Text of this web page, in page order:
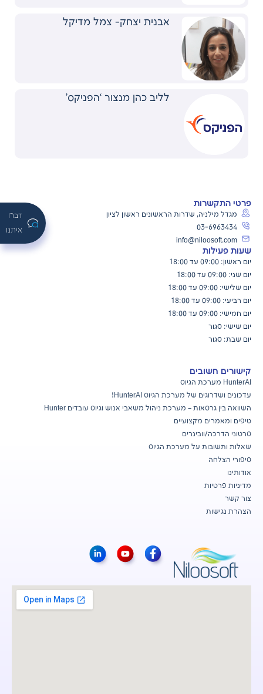
אבנית יצחק- צמל מדיקל
לליב כהן מנצור ‘הפניקס’
פרטי התקשרות
מגדל מילניה, שדרות הראשונים ראשון לציון
03-6963434
info@niloosoft.com
שעות פעילות
יום ראשון: 09:00 עד 18:00
יום שני: 09:00 עד 18:00
יום שלישי: 09:00 עד 18:00
יום רביעי: 09:00 עד 18:00
יום חמישי: 09:00 עד 18:00
יום שישי: סגור
יום שבת: סגור
קישורים חשובים
HunterAI מערכת הגיוס
עדכונים ושדרוגים של מערכת הגיוס HunterAI!
השוואה בין גרסאות – מערכת ניהול משאבי אנוש וגיוס עובדים Hunter
טיפים ומאמרים מקצועיים
סרטוני הדרכה/וובינרים
שאלות ותשובות על מערכת הגיוס
סיפורי הצלחה
אודותינו
מדיניות פרטיות
צור קשר
הצהרת נגישות
דברו
איתנו